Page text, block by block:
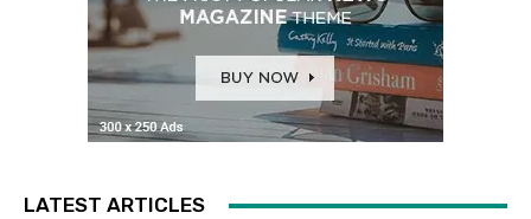
LATEST ARTICLES